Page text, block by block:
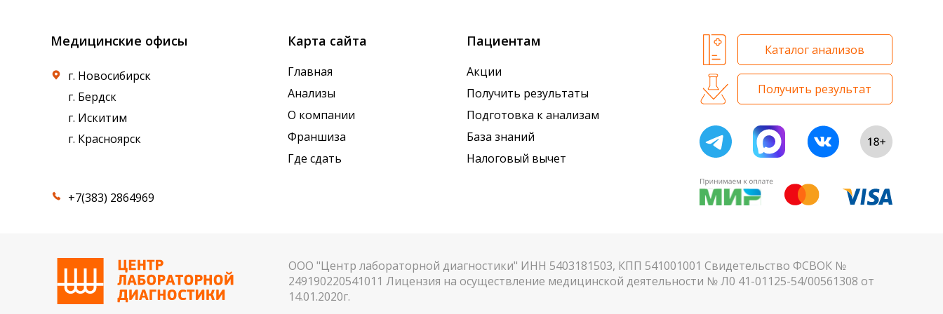
Медицинские офисы
г. Новосибирск
г. Бердск
г. Искитим
г. Красноярск
+7(383) 2864969
Карта сайта
Главная
Анализы
О компании
Франшиза
Где сдать
Пациентам
Акции
Получить результаты
Подготовка к анализам
База знаний
Налоговый вычет
Каталог анализов
Получить результат
ООО "Центр лабораторной диагностики" ИНН 5403181503, КПП 541001001 Свидетельство ФСВОК №
249190220541011 Лицензия на осуществление медицинской деятельности № Л0 41-01125-54/00561308 от
14.01.2020г.